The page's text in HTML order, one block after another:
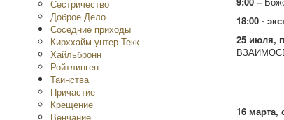
Сестричество
Доброе Дело
Соседние приходы
Кирххайм-унтер-Текк
Хайльбронн
Ройтлинген
Таинства
Причастие
Крещение
Венчание
18:00-
25 июля,
16 марта,